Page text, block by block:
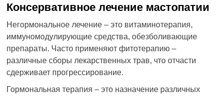
Консервативное лечение мастопатии
Негормональное лечение – это витаминотерапия,
иммуномодулирующие средства, обезболивающие
препараты. Часто применяют фитотерапию –
различные сборы лекарственных трав, что отчасти
сдерживает прогрессирование.
Гормональная терапия – это назначение различных